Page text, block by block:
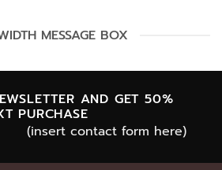
MESSAGE BOX
AND GET 50%
PURCHASE
(insert contact form here)